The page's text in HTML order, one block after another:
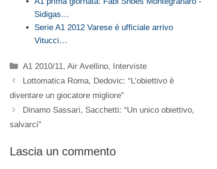
Sidigas…
Serie A1 2012 Varese é ufficiale arrivo
Vitucci…
Categorie
A1 2010/11,Air Avellino,
Interviste
Lottomatica Roma, Dedovic: “L’obiettivo è
diventare un giocatore migliore”
Dinamo Sassari, Sacchetti: “Un unico obiettivo,
salvarci”
Lascia un commento